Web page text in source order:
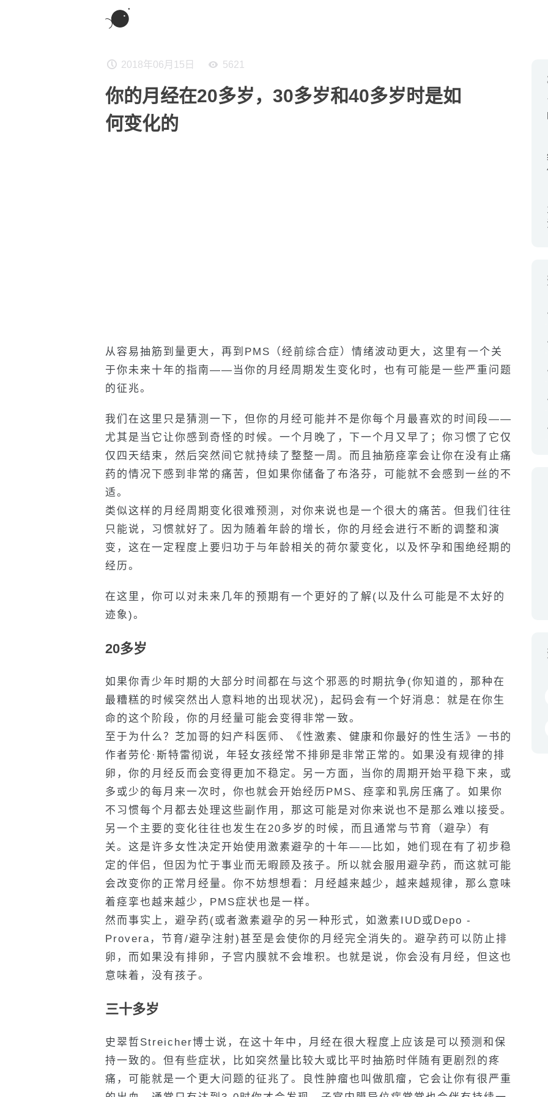
2018年06月15日 5621
你的月经在20多岁，30多岁和40多岁时是如
何变化的
从容易抽筋到量更大，再到PMS（经前综合症）情绪波动更大，这里有一个关
于你未来十年的指南——当你的月经周期发生变化时，也有可能是一些严重问题
的征兆。
我们在这里只是猜测一下，但你的月经可能并不是你每个月最喜欢的时间段——
尤其是当它让你感到奇怪的时候。一个月晚了，下一个月又早了；你习惯了它仅
仅四天结束，然后突然间它就持续了整整一周。而且抽筋痉挛会让你在没有止痛
药的情况下感到非常的痛苦，但如果你储备了布洛芬，可能就不会感到一丝的不
适。
类似这样的月经周期变化很难预测，对你来说也是一个很大的痛苦。但我们往往
只能说，习惯就好了。因为随着年龄的增长，你的月经会进行不断的调整和演
变，这在一定程度上要归功于与年龄相关的荷尔蒙变化，以及怀孕和围绝经期的
经历。
在这里，你可以对未来几年的预期有一个更好的了解(以及什么可能是不太好的
迹象)。
20多岁
如果你青少年时期的大部分时间都在与这个邪恶的时期抗争(你知道的，那种在
最糟糕的时候突然出人意料地的出现状况)，起码会有一个好消息：就是在你生
命的这个阶段，你的月经量可能会变得非常一致。
至于为什么？芝加哥的妇产科医师、《性激素、健康和你最好的性生活》一书的
作者劳伦·斯特雷彻说，年轻女孩经常不排卵是非常正常的。如果没有规律的排
卵，你的月经反而会变得更加不稳定。另一方面，当你的周期开始平稳下来，或
多或少的每月来一次时，你也就会开始经历PMS、痉挛和乳房压痛了。如果你
不习惯每个月都去处理这些副作用，那这可能是对你来说也不是那么难以接受。
另一个主要的变化往往也发生在20多岁的时候，而且通常与节育（避孕）有
关。这是许多女性决定开始使用激素避孕的十年——比如，她们现在有了初步稳
定的伴侣，但因为忙于事业而无暇顾及孩子。所以就会服用避孕药，而这就可能
会改变你的正常月经量。你不妨想想看：月经越来越少，越来越规律，那么意味
着痉挛也越来越少，PMS症状也是一样。
然而事实上，避孕药(或者激素避孕的另一种形式，如激素IUD或Depo -
Provera，节育/避孕注射)甚至是会使你的月经完全消失的。避孕药可以防止排
卵，而如果没有排卵，子宫内膜就不会堆积。也就是说，你会没有月经，但这也
意味着，没有孩子。
三十多岁
史翠哲Streicher博士说，在这十年中，月经在很大程度上应该是可以预测和保
持一致的。但有些症状，比如突然量比较大或比平时抽筋时伴随有更剧烈的疼
痛，可能就是一个更大问题的征兆了。良性肿瘤也叫做肌瘤，它会让你有很严重